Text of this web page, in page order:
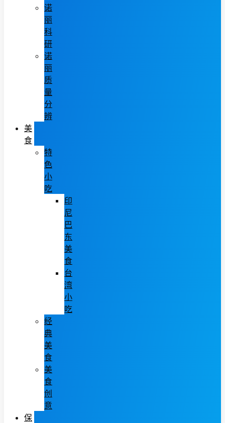
诺
丽
科
研
诺
丽
质
量
分
辨
美
食
特
色
小
吃
印
尼
巴
东
美
食
台
湾
小
吃
经
典
美
食
美
食
创
意
保